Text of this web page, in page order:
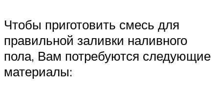
Чтобы приготовить смесь для
правильной заливки наливного
пола, Вам потребуются следующие
материалы: